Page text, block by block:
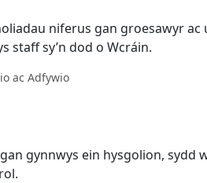
niferus gan groesawyr
ac Adfywio
gynnwys ein hysgolion, sydd